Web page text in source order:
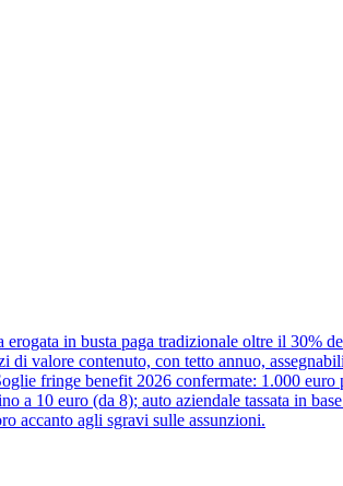
in busta paga tradizionale oltre il 30%
valore contenuto, con tetto annuo,
fringe benefit 2026 confermate: 1.000
a 10 euro (da 8); auto aziendale tassata in
accanto agli sgravi sulle assunzioni.